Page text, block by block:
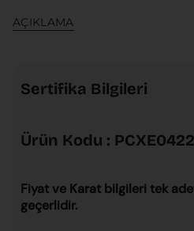
AÇIKLAMA
Sertifika Bilgileri
Ürün Kodu : PCXE0422
Fiyat ve Karat bilgileri tek
geçerlidir.